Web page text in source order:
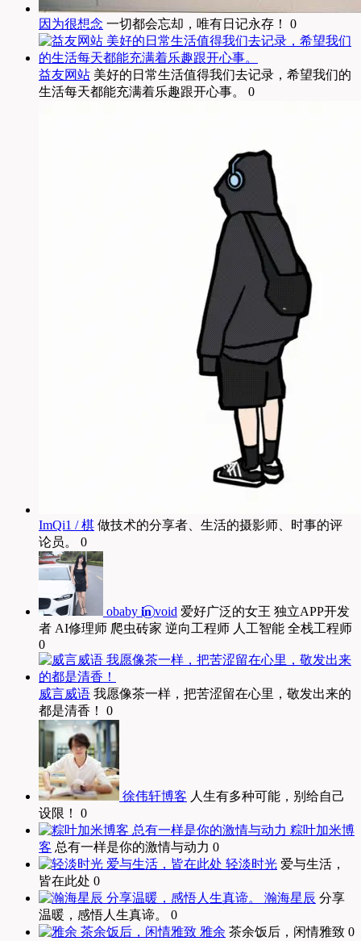
因为很想念 一切都会忘却，唯有日记永存！ 0
益友网站 美好的日常生活值得我们去记录，希望我们的
生活每天都能充满着乐趣跟开心事。 0
ImQi1 / 棋 做技术的分享者、生活的摄影师、时事的评
论员。 0
obaby 𝐢‍𝐧⃝ void 爱好广泛的女王 独立APP开发
者 AI修理师 爬虫砖家 逆向工程师 人工智能 全栈工程师
0
威言威语 我愿像茶一样，把苦涩留在心里，敬发出来的
都是清香！ 0
徐伟轩博客 人生有多种可能，别给自己
设限！ 0
粽叶加米博
客 总有一样是你的激情与动力 0
轻淡时光 爱与生活，
皆在此处 0
瀚海星辰 分享
温暖，感悟人生真谛。 0
雅余 茶余饭后，闲情雅致 0